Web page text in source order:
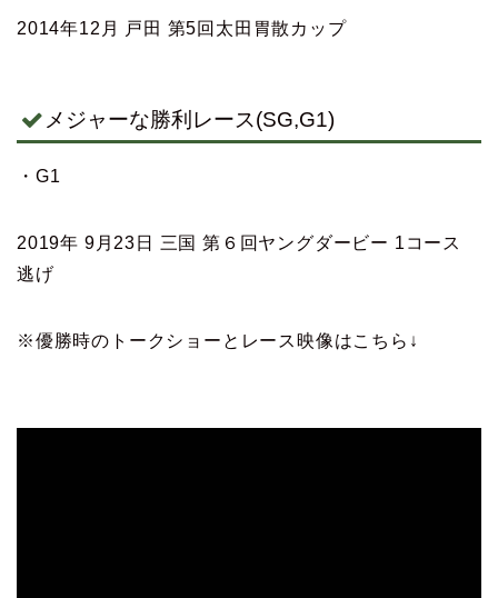
2014年12月 戸田 第5回太田胃散カップ
メジャーな勝利レース(SG,G1)
・G1
2019年 9月23日 三国 第６回ヤングダービー 1コース
逃げ
※優勝時のトークショーとレース映像はこちら↓